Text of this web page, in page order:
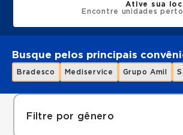
Ative sua
Encontre unidades
Busque pelos principais
Bradesco Mediservice Grupo Amil
Filtre por gênero